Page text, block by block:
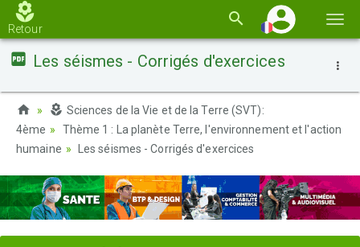
la
Retour
Les séismes - Corrigés d'exercices
Sciences de la Vie et de la Terre (SVT):
4ème
Thème 1 : La planète Terre, l'environnement et l'action
humaine
Les séismes - Corrigés d'exercices